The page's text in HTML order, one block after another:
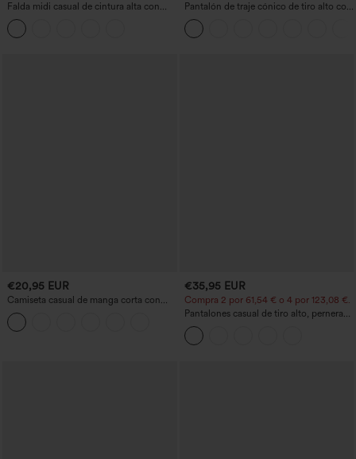
Falda midi casual de cintura alta con
control abdominal, fruncida, bajo curvo,
2 en 1 en forro polar y PU
Pantalón de traje cónico de tiro alto con
bolsillos
€20,95 EUR
Camiseta casual de manga corta con
escote en V, fruncida y lisa
€35,95 EUR
Compra 2 por 61,54 € o 4 por 123,08 €.
Pantalones casual de tiro alto, pernera
ancha y corte holgado, con bolsillos